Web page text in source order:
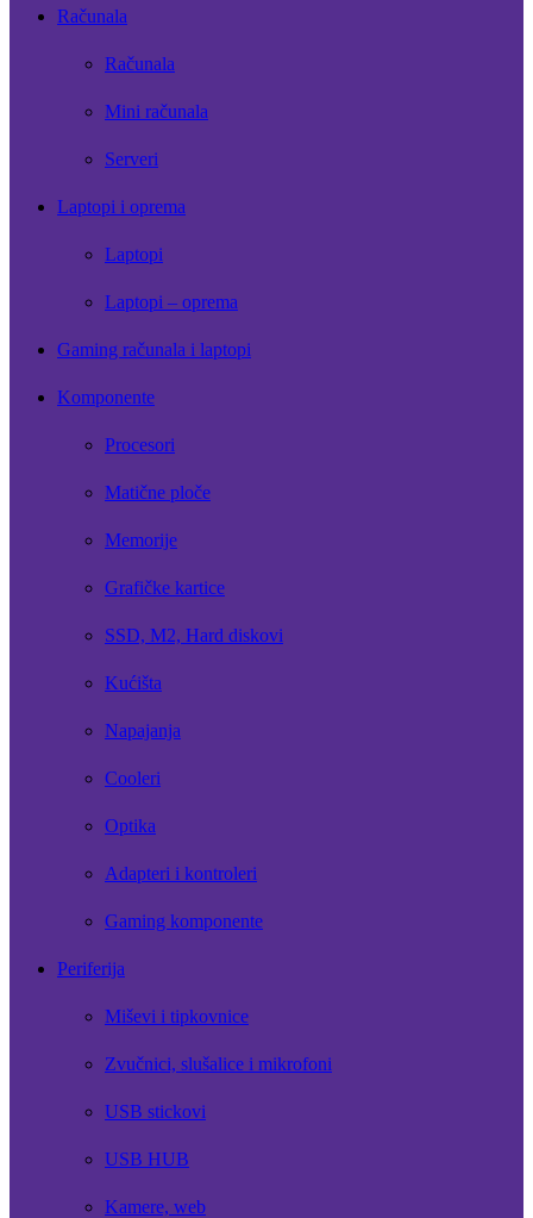
Računala
Računala
Mini računala
Serveri
Laptopi i oprema
Laptopi
Laptopi – oprema
Gaming računala i laptopi
Komponente
Procesori
Matične ploče
Memorije
Grafičke kartice
SSD, M2, Hard diskovi
Kućišta
Napajanja
Cooleri
Optika
Adapteri i kontroleri
Gaming komponente
Periferija
Miševi i tipkovnice
Zvučnici, slušalice i mikrofoni
USB stickovi
USB HUB
Kamere, web